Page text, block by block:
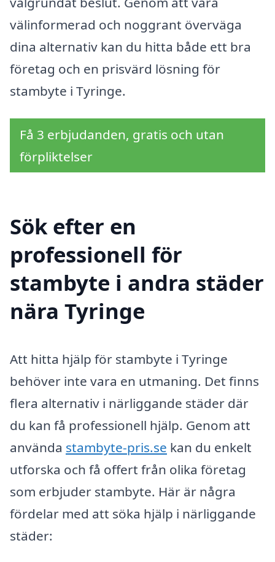
välinformerad och noggrant överväga
dina alternativ kan du hitta både ett bra
företag och en prisvärd lösning för
stambyte i Tyringe.
Få 3 erbjudanden, gratis och utan
förpliktelser
Sök efter en
professionell för
stambyte i andra städer
nära Tyringe
Att hitta hjälp för stambyte i Tyringe
behöver inte vara en utmaning. Det finns
flera alternativ i närliggande städer där
du kan få professionell hjälp. Genom att
använda stambyte-pris.se kan du enkelt
utforska och få offert från olika företag
som erbjuder stambyte. Här är några
fördelar med att söka hjälp i närliggande
städer: